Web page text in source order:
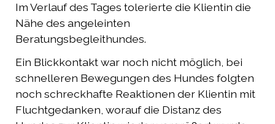
Im Verlauf des Tages tolerierte die Klientin die
Nähe des angeleinten
Beratungsbegleithundes.
Ein Blickkontakt war noch nicht möglich, bei
schnelleren Bewegungen des Hundes folgten
noch schreckhafte Reaktionen der Klientin mit
Fluchtgedanken, worauf die Distanz des